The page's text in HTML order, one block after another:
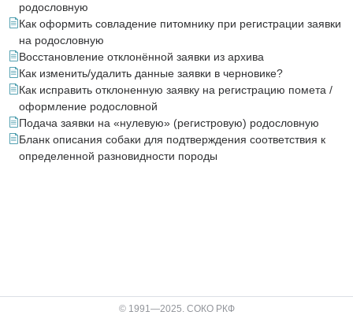
родословную
Как оформить совладение питомнику при регистрации заявки
на родословную
Восстановление отклонённой заявки из архива
Как изменить/удалить данные заявки в черновике?
Как исправить отклоненную заявку на регистрацию помета /
оформление родословной
Подача заявки на «нулевую» (регистровую) родословную
Бланк описания собаки для подтверждения соответствия к
определенной разновидности породы
© 1991—2025. СОКО РКФ